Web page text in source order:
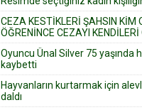
CEZA KESTİKLERİ ŞAHSIN KİM
ÖĞRENİNCE CEZAYI KENDİLERİ
Oyuncu Ünal Silver 75 yaşında
kaybetti
Hayvanların kurtarmak için
daldı